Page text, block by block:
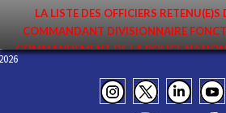
LA LISTE DES OFFICIERS
COMMANDANT DIVISIONNAIRE
COMMANDEMENT DE LA POLICE
PREMIER MOUVEMENT 2026 A ÉTÉ
PAGES PROTÉGÉES DU SITE.
2026